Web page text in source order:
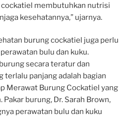
cockatiel membutuhkan nutrisi
kesehatannya,” ujarnya.
burung cockatiel juga perlu
bulu dan kuku.
secara teratur dan
terlalu panjang adalah bagian
Merawat Burung Cockatiel yang
burung, Dr. Sarah Brown,
perawatan bulu dan kuku